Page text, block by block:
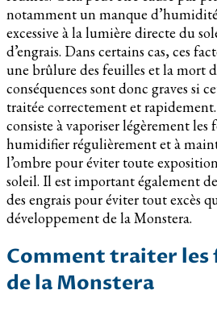
notamment un manque
excessive à la lumière directe du
d’engrais. Dans certains cas, ces
une brûlure des feuilles et la mort
conséquences sont donc graves si
traitée correctement et
consiste à vaporiser légèrement les
humidifier régulièrement et à
l’ombre pour éviter toute
soleil. Il est important également
des engrais pour éviter tout excès
développement de la Monstera.
Comment traiter les
de la Monstera